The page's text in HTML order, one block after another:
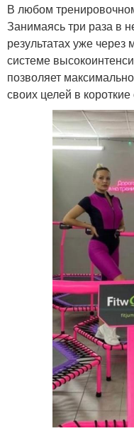
В любом
Занимаясь три раза в
результатах уже
системе
позволяет
своих целей в короткие